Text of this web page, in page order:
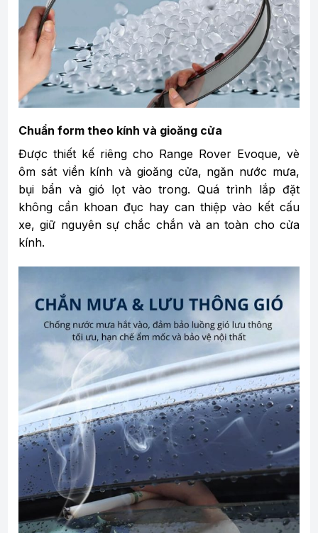
Chuẩn form theo kính và gioăng cửa
Được thiết kế riêng cho Range Rover Evoque, vè
ôm sát viền kính và gioăng cửa, ngăn nước mưa,
bụi bẩn và gió lọt vào trong. Quá trình lắp đặt
không cần khoan đục hay can thiệp vào kết cấu
xe, giữ nguyên sự chắc chắn và an toàn cho cửa
kính.